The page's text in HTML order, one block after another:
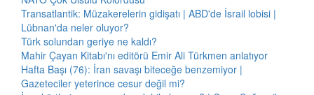
Transatlantik: Müzakerelerin gidişatı | ABD'de İsrail lobisi |
Lübnan'da neler oluyor?
Türk solundan geriye ne kaldı?
Mahir Çayan Kitabı'nı editörü Emir Ali Türkmen anlatıyor
Hafta Başı (76): İran savaşı biteceğe benzemiyor |
Gazeteciler yeterince cesur değil mi?